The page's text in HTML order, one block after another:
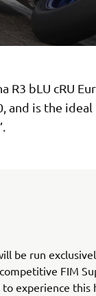
R3 bLU cRU
and is the
be run
FIM
experience this